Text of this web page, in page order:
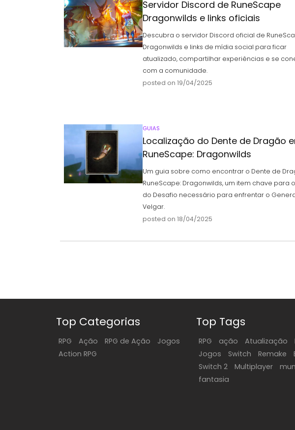
Servidor Discord de RuneScape
Dragonwilds e links oficiais
Descubra o servidor Discord oficial de
Dragonwilds e links de mídia social para ficar
atualizado, compartilhar experiências e se
com a comunidade.
posted on 19/04/2025
GUIAS
Localização do Dente de Dragão
RuneScape: Dragonwilds
Um guia sobre como encontrar o Dente de
RuneScape: Dragonwilds, um item chave para
do Desafio necessário para enfrentar o
Velgar.
posted on 18/04/2025
Top Categorias
RPG Ação RPG de Ação
Jogos
Action RPG
Top Tags
RPG ação Atualização
Jogos
Switch Remake
Switch 2
Multiplayer
fantasia